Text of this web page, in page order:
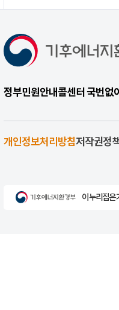
정부민원안내콜센터 국번
개인정보처리방침저작권정
이 누리집은